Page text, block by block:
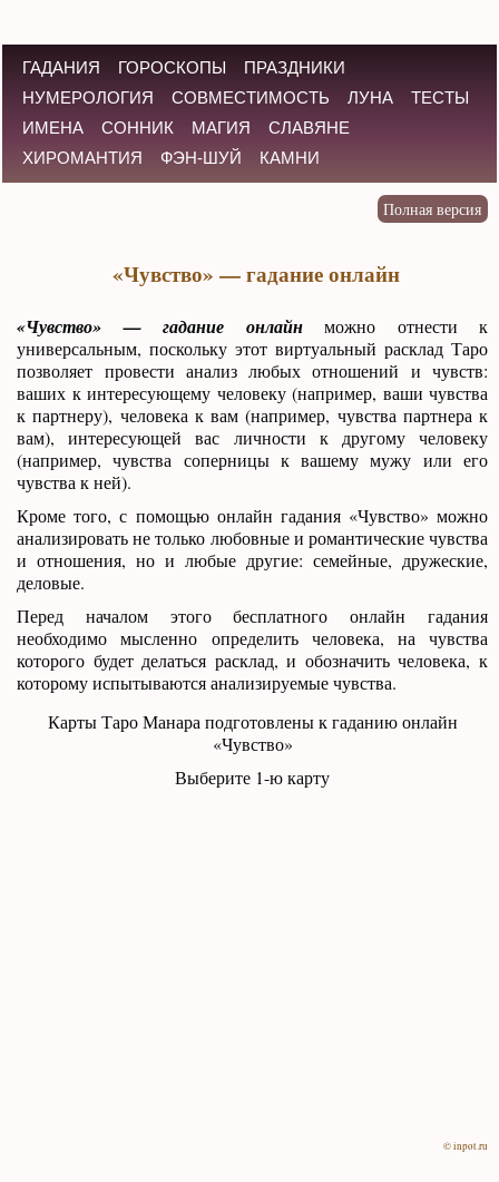
ГАДАНИЯ ГОРОСКОПЫ
ПРАЗДНИКИ
НУМЕРОЛОГИЯ
СОВМЕСТИМОСТЬ ЛУНА
ТЕСТЫ
ИМЕНА
СОННИК МАГИЯ
СЛАВЯНЕ
ХИРОМАНТИЯ
ФЭН-ШУЙ КАМНИ
«Чувство» — гадание онлайн
«Чувство» — гадание онлайнможно отнести к
универсальным, поскольку этот виртуальный расклад Таро
позволяет провести анализ любых отношений и чувств:
ваших к интересующему человеку (например, ваши чувства
к партнеру), человека к вам (например, чувства партнера к
вам), интересующей вас личности к другому человеку
(например, чувства соперницы к вашему мужу или его
чувства к ней).
Кроме того, с помощью онлайн гадания «Чувство» можно
анализировать не только любовные и романтические чувства
и отношения, но и любые другие: семейные, дружеские,
деловые.
Перед началом этого бесплатного онлайн гадания
необходимо мысленно определить человека, на чувства
которого будет делаться расклад, и обозначить человека, к
которому испытываются анализируемые чувства.
Карты Таро Манара подготовлены к гаданию онлайн
«Чувство»
Выберите 1-ю карту
© inpot.ru